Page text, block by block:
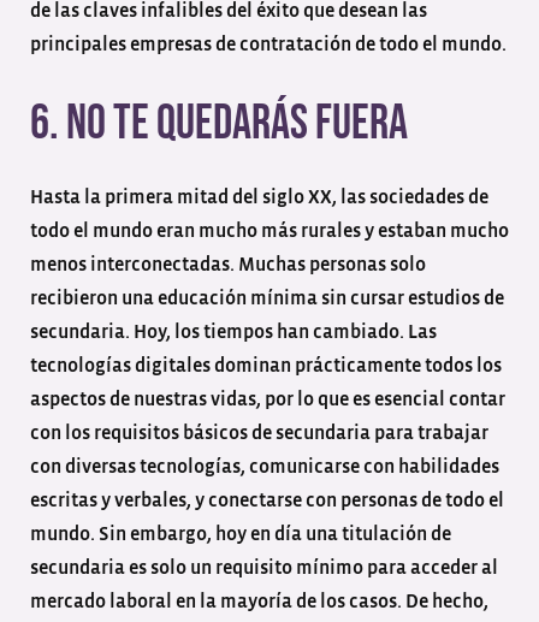
de las claves infalibles del éxito que desean las
principales empresas de contratación de todo el mundo.
6. No te quedarás fuera
Hasta la primera mitad del siglo XX, las sociedades de
todo el mundo eran mucho más rurales y estaban mucho
menos interconectadas. Muchas personas solo
recibieron una educación mínima sin cursar estudios de
secundaria. Hoy, los tiempos han cambiado. Las
tecnologías digitales dominan prácticamente todos los
aspectos de nuestras vidas, por lo que es esencial contar
con los requisitos básicos de secundaria para trabajar
con diversas tecnologías, comunicarse con habilidades
escritas y verbales, y conectarse con personas de todo el
mundo. Sin embargo, hoy en día una titulación de
secundaria es solo un requisito mínimo para acceder al
mercado laboral en la mayoría de los casos. De hecho,